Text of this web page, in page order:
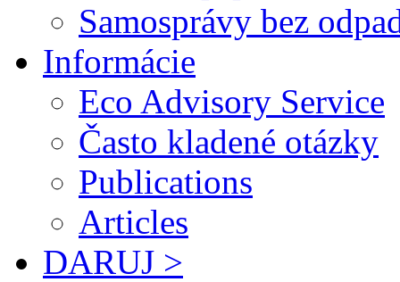
Samosprávy bez
Informácie
Eco Advisory Service
Často kladené otázky
Publications
Articles
DARUJ >